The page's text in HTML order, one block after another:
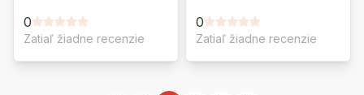
0
Zatiaľ žiadne recenzie
Ritual Massage Mask
0
Zatiaľ žiadne recenzie